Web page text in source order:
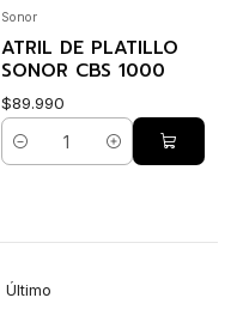
Sonor
ATRIL DE PLATILLO
SONOR CBS 1000
$89.990
Cantidad
Último